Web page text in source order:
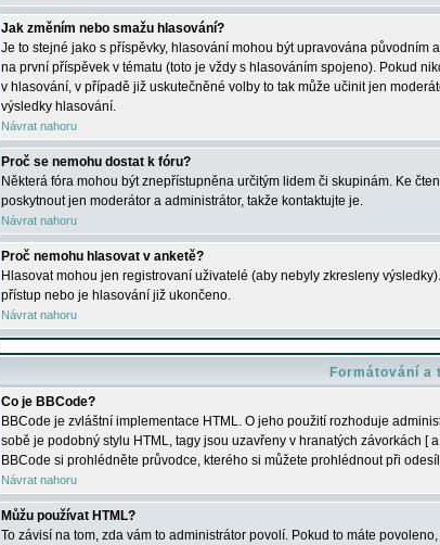
Jak změním nebo smažu hlasování?
Je to stejné jako s příspěvky, hlasování mohou být upravována
na první příspěvek v tématu (toto je vždy s hlasováním spojeno). Pokud
v hlasování, v případě již uskutečněné volby to tak může učinit jen
výsledky hlasování.
Návrat nahoru
Proč se nemohu dostat k fóru?
Některá fóra mohou být znepřístupněna určitým lidem či skupinám. Ke
poskytnout jen moderátor a administrátor, takže kontaktujte je.
Návrat nahoru
Proč nemohu hlasovat v anketě?
Hlasovat mohou jen registrovaní uživatelé (aby nebyly zkresleny
přístup nebo je hlasování již ukončeno.
Návrat nahoru
Formátování a
Co je BBCode?
BBCode je zvláštní implementace HTML. O jeho použití rozhoduje
sobě je podobný stylu HTML, tagy jsou uzavřeny v hranatých závorkách [
BBCode si prohlédněte průvodce, kterého si můžete prohlédnout při
Návrat nahoru
Můžu používat HTML?
To závisí na tom, zda vám to administrátor povolí. Pokud to máte